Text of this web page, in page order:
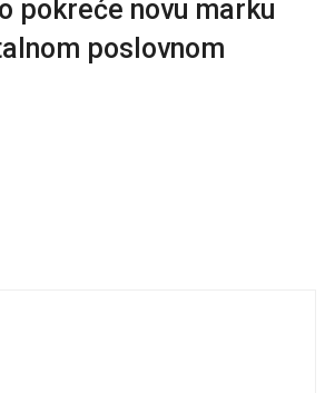
pokreće novu marku
poslovnom